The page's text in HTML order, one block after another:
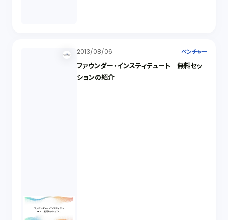
2013/08/06 ベンチャー
ファウンダー・インスティテュート 無料セッ
ションの紹介